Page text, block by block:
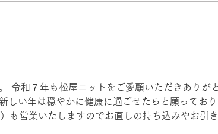
令和７年も松屋ニットをご愛顧いただきありが
しい年は穏やかに健康に過ごせたらと願ってお
も営業いたしますのでお直しの持ち込みやお引